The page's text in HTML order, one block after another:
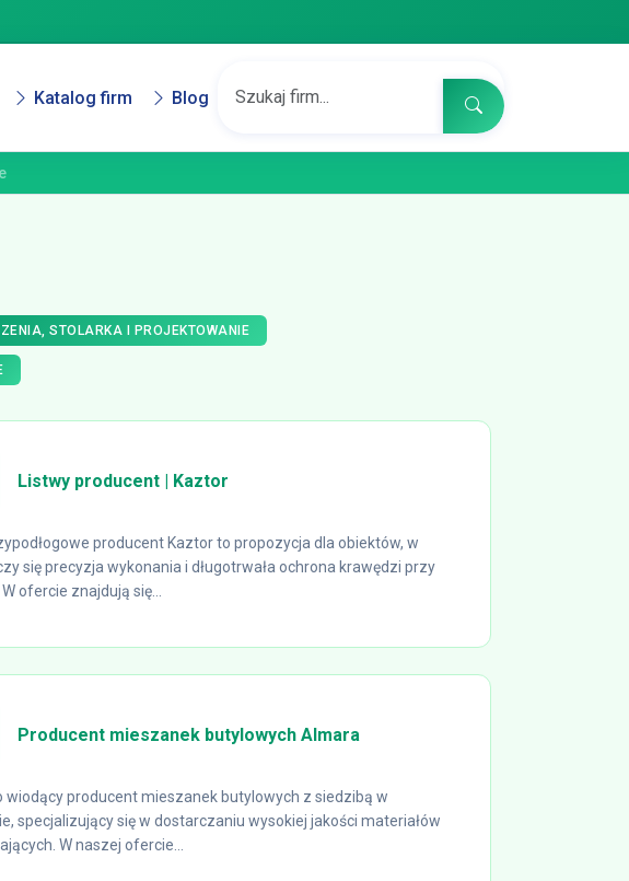
Katalog firm Blog
STOLARKA I PROJEKTOWANIE
Listwy producent | Kaztor
producent Kaztor to propozycja dla obiektów, w
się precyzja wykonania i długotrwała ochrona krawędzi przy
ofercie znajdują się...
Producent mieszanek butylowych Almara
wiodący producent mieszanek butylowych z siedzibą w
specjalizujący się w dostarczaniu wysokiej jakości materiałów
W naszej ofercie...